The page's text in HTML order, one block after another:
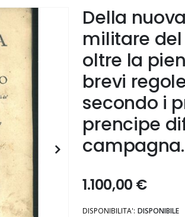
Della
militare del
oltre la
brevi
secondo i
prencipe
1.100,00 €
DISPONIBILITA': DISPONIBILE